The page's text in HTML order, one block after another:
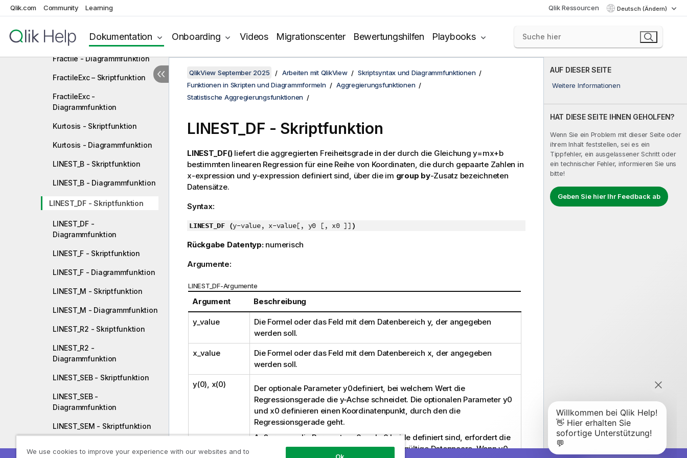
Qlik.com Community Learning Qlik Ressourcen Deutsch (Ändern)
Dokumentation Onboarding Videos Migrationscenter Bewertungshilfen Playbooks
Fractile – Skriptfunktion
Fractile - Diagrammfunktion
FractileExc – Skriptfunktion
FractileExc -
Diagrammfunktion
Kurtosis - Skriptfunktion
Kurtosis - Diagrammfunktion
LINEST_B - Skriptfunktion
LINEST_B - Diagrammfunktion
LINEST_DF - Skriptfunktion
LINEST_DF -
Diagrammfunktion
LINEST_F - Skriptfunktion
LINEST_F - Diagrammfunktion
LINEST_M - Skriptfunktion
LINEST_M - Diagrammfunktion
LINEST_R2 - Skriptfunktion
LINEST_R2 -
Diagrammfunktion
LINEST_SEB - Skriptfunktion
LINEST_SEB -
Diagrammfunktion
LINEST_SEM - Skriptfunktion
Diagrammfunktion
AUF DIESER SEITE
Weitere Informationen
HAT DIESE SEITE IHNEN GEHOLFEN?
Wenn Sie ein Problem mit dieser Seite oder
ihrem Inhalt feststellen, sei es ein
Tippfehler, ein ausgelassener Schritt oder
ein technischer Fehler, informieren Sie uns
bitte!
Geben Sie hier Ihr Feedback ab
QlikView September 2025 Arbeiten mit QlikView
Skriptsyntax und Diagrammfunktionen
Funktionen in Skripten und Diagrammformeln
Aggregierungsfunktionen
Statistische Aggregierungsfunktionen
LINEST_DF - Skriptfunktion
LINEST_DF()liefert die aggregierten Freiheitsgrade in der durch die Gleichungy=mx+b
bestimmten linearen Regression für eine Reihe von Koordinaten, die durch gepaarte Zahlen in
x-expression und y-expression definiert sind, über die im group by-Zusatz bezeichneten
Datensätze.
Syntax:
LINEST_DF (y-value, x-value[, y0 [, x0 ]] )
Rückgabe Datentyp: numerisch
Argumente:
LINEST_DF-Argumente
Argument Beschreibung
y_value Die Formel oder das Feld mit dem Datenbereich y, der angegeben
werden soll.
x_value Die Formel oder das Feld mit dem Datenbereich x, der angegeben
werden soll.
y(0), x(0) Der optionale Parametery0definiert, bei welchem Wert die
Regressionsgerade die y-Achse schneidet. Die optionalen Parameter y0
und x0 definieren einen Koordinatenpunkt, durch den die
Regressionsgerade geht.
Außer wenn die Parametery0undx0beide definiert sind, erfordert die
Berechnung der Formel mindestens zwei gültige Datenpaare. Wenny0
We use cookies to improve your experience with our websites and to